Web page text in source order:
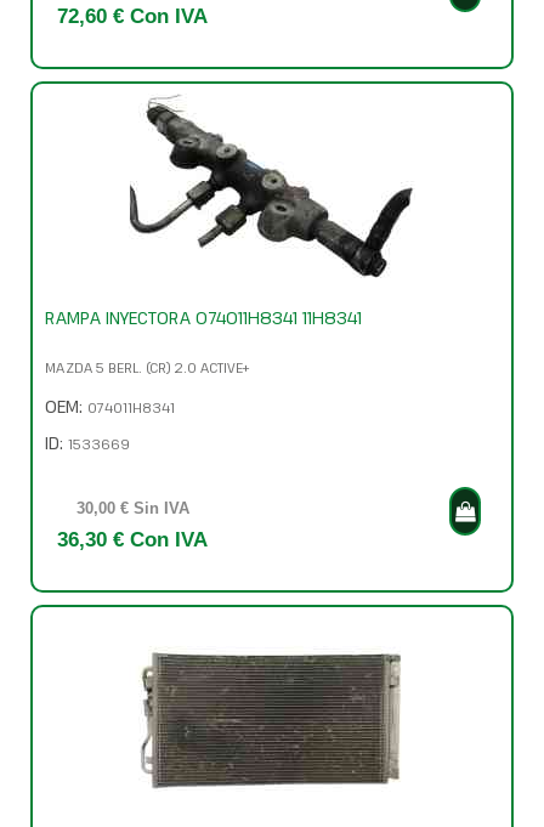
72,60 € Con IVA
RAMPA INYECTORA 074011H8341 11H8341
MAZDA 5 BERL. (CR) 2.0 ACTIVE+
OEM: 074011H8341
ID: 1533669
30,00 € Sin IVA
36,30 € Con IVA